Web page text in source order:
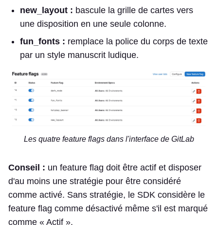
new_layout : bascule la grille de cartes vers
une disposition en une seule colonne.
fun_fonts : remplace la police du corps de texte
par un style manuscrit ludique.
Les quatre feature flags dans l'interface de GitLab
Conseil : un feature flag doit être actif et disposer
d'au moins une stratégie pour être considéré
comme activé. Sans stratégie, le SDK considère le
feature flag comme désactivé même s'il est marqué
comme « Actif ».